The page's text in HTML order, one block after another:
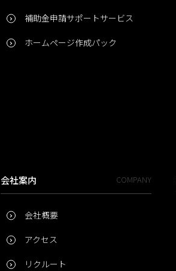
補助金申請サポートサービス
ホームページ作成パック
会社案内 COMPANY
会社概要
アクセス
リクルート